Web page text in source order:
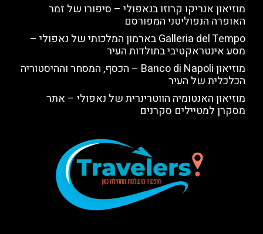
מוזיאון אנריקו קרוזו בנאפולי – סיפורו של זמר
האופרה הנפוליטני המפורסם
Galleria del Tempo בארמון המלכותי של נאפולי –
מסע אינטראקטיבי בתולדות העיר
מוזיאון Banco di Napoli – הכסף, המסחר וההיסטוריה
הכלכלית של העיר
מוזיאון האנטומיה הווטרינרית של נאפולי – אתר
מסקרן למטיילים סקרנים